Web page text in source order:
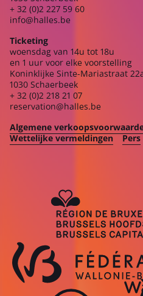
+ 32 (0)2 227 59 60
info@halles.be
Ticketing
woensdag van 14u tot 18u
en 1 uur voor elke voorstelling
Koninklijke Sinte-Mariastraat
1030 Schaerbeek
+ 32 (0)2 218 21 07
reservation@halles.be
Algemene
Wettelijke vermeldingen
Pers